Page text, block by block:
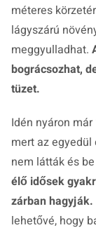
méteres
lágyszárú
meggyulladhat.
bográcsozhat,
tüzet.
Idén nyáron
mert az
nem látták és
élő idősek
zárban hagyják.
lehetővé, hogy